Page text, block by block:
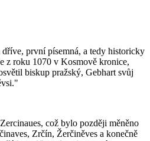
první písemná, a tedy historicky
z roku 1070 v Kosmově kronice,
biskup pražský, Gebhart svůj
což bylo později měněno
Zrčín, Žerčiněves a konečně